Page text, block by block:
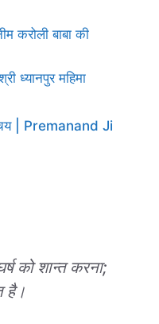
करोली बाबा की
महिमा
| Premanand Ji
को शान्त करना;
है।